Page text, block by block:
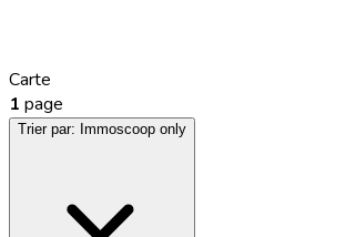
Carte
1 page
Trier par: Immoscoop only